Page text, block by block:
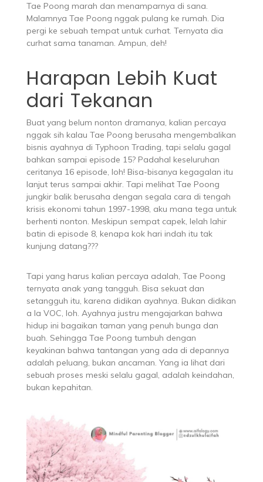
Tae Poong marah dan menamparnya di sana.
Malamnya Tae Poong nggak pulang ke rumah. Dia
pergi ke sebuah tempat untuk curhat. Ternyata dia
curhat sama tanaman. Ampun, deh!
Harapan Lebih Kuat
dari Tekanan
Buat yang belum nonton dramanya, kalian percaya
nggak sih kalau Tae Poong berusaha mengembalikan
bisnis ayahnya di Typhoon Trading, tapi selalu gagal
bahkan sampai episode 15? Padahal keseluruhan
ceritanya 16 episode, loh! Bisa-bisanya kegagalan itu
lanjut terus sampai akhir. Tapi melihat Tae Poong
jungkir balik berusaha dengan segala cara di tengah
krisis ekonomi tahun 1997-1998, aku mana tega untuk
berhenti nonton. Meskipun sempat capek, lelah lahir
batin di episode 8, kenapa kok hari indah itu tak
kunjung datang???
Tapi yang harus kalian percaya adalah, Tae Poong
ternyata anak yang tangguh. Bisa sekuat dan
setangguh itu, karena didikan ayahnya. Bukan didikan
a la VOC, loh. Ayahnya justru mengajarkan bahwa
hidup ini bagaikan taman yang penuh bunga dan
buah. Sehingga Tae Poong tumbuh dengan
keyakinan bahwa tantangan yang ada di depannya
adalah peluang, bukan ancaman. Yang ia lihat dari
sebuah proses meski selalu gagal, adalah keindahan,
bukan kepahitan.